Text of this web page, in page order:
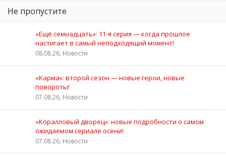
Не пропустите
«Ещё семнадцать»: 11‑я серия — когда прошлое
настигает в самый неподходящий момент!
08.08.26, Новости
«Карма»: второй сезон — новые герои, новые
повороты!
07.08.26, Новости
«Коралловый дворец»: новые подробности о самом
ожидаемом сериале осени!
07.08.26, Новости